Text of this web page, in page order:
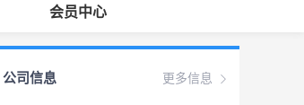
会员中心
更多信息
公司信息